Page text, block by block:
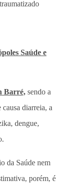
Saúde e
Barré, sendo a
causa diarreia, a
dengue,
da Saúde nem
porém, é